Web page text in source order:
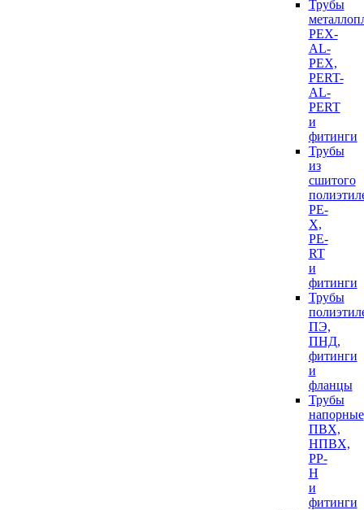
Трубы
PEX-
AL-
PEX,
PERT-
AL-
PERT
и
фитинги
Трубы
из
сшитого
PE-
X,
PE-
RT
и
фитинги
Трубы
ПЭ,
ПНД,
фитинги
и
фланцы
Трубы
напорные
ПВХ,
НПВХ,
PP-
H
и
фитинги